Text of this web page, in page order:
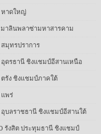
หาดใหญ่
าลินพลาซ่ามหาสารคาม
มุทรปราการ
ดรธานี ชิงแชมป์อีสานเหนือ
รัง ชิงแชมป์ภาคใต้
พร่
บลราชธานี ชิงแชมป์อีสานใต้
รังสิต ประทุมธานี ชิงแชมป์